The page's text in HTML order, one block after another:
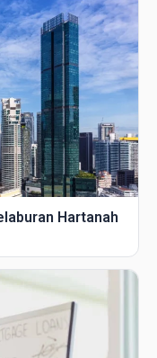
Hartanah